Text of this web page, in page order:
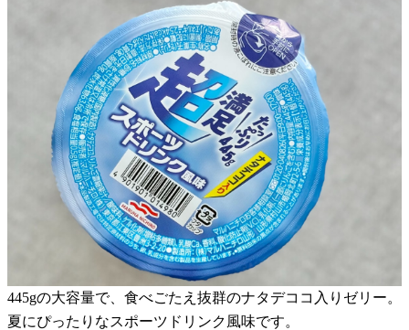
445gの大容量で、食べごたえ抜群のナタデココ入りゼリー。
夏にぴったりなスポーツドリンク風味です。